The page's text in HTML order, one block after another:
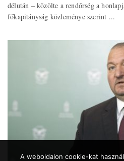
délután – közölte a rendőrség a
főkapitányság közleménye szerint ...
A weboldalon cookie-kat